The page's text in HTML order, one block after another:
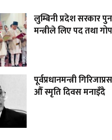
लुम्बिनी प्रदेश सरकार
मन्त्रीले लिए पद तथा
पूर्वप्रधानमन्त्री
औँ स्मृति दिवस मनाइँदै